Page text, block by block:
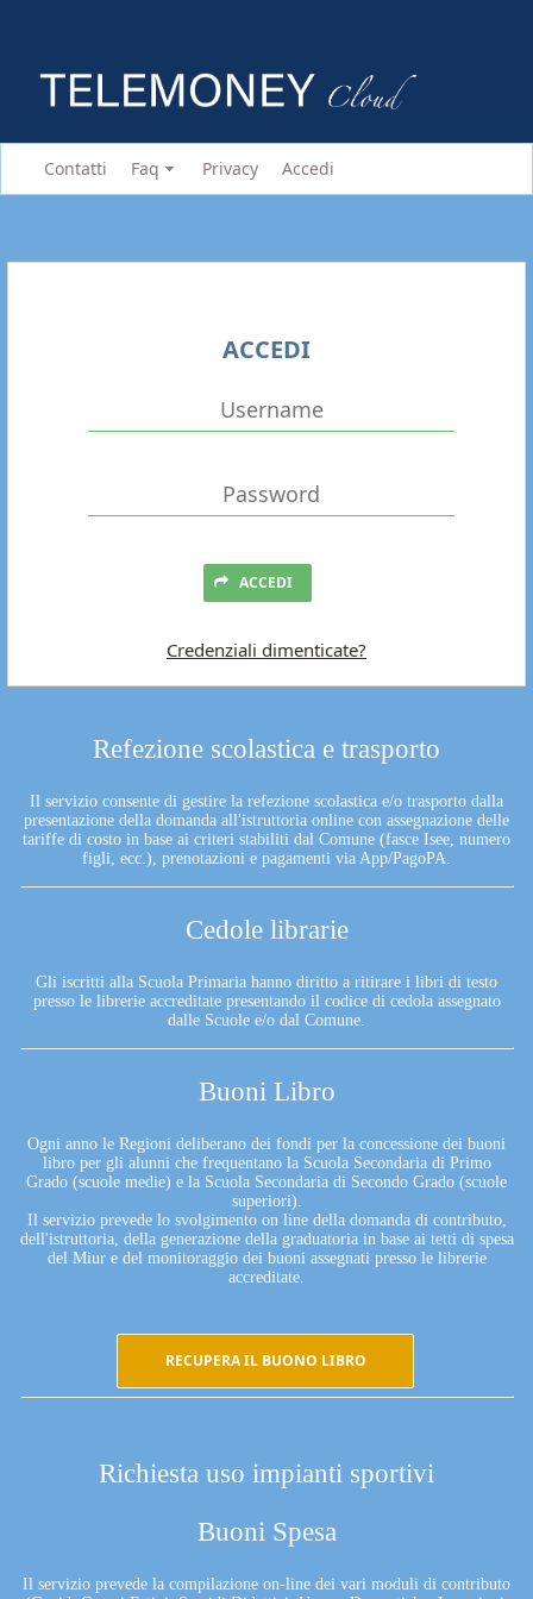
Contatti Faq Privacy Accedi
Refezione scolastica e trasporto
Il servizio consente di gestire la refezione scolastica e/o trasporto dalla
presentazione della domanda all'istruttoria online con assegnazione delle
tariffe di costo in base ai criteri stabiliti dal Comune (fasce Isee, numero
figli, ecc.), prenotazioni e pagamenti via App/PagoPA.
Cedole librarie
Gli iscritti alla Scuola Primaria hanno diritto a ritirare i libri di testo
presso le librerie accreditate presentando il codice di cedola assegnato
dalle Scuole e/o dal Comune.
Buoni Libro
Ogni anno le Regioni deliberano dei fondi per la concessione dei buoni
libro per gli alunni che frequentano la Scuola Secondaria di Primo
Grado (scuole medie) e la Scuola Secondaria di Secondo Grado (scuole
superiori).
Il servizio prevede lo svolgimento on line della domanda di contributo,
dell'istruttoria, della generazione della graduatoria in base ai tetti di spesa
del Miur e del monitoraggio dei buoni assegnati presso le librerie
accreditate.
RECUPERA IL BUONO LIBRO
Richiesta uso impianti sportivi
Buoni Spesa
Il servizio prevede la compilazione on-line dei vari moduli di contributo
ACCEDI
ACCEDI
Credenziali dimenticate?